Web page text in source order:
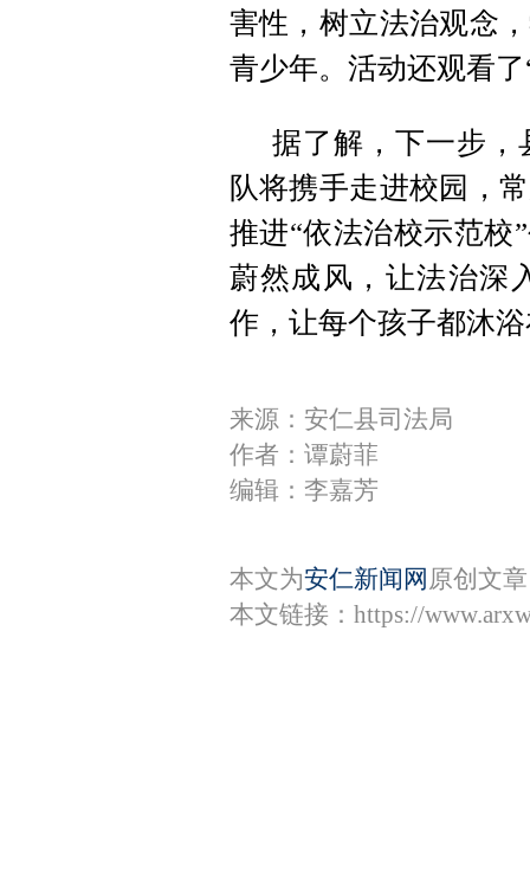
害性，树立法治观念
青少年。活动还观看
据了解，下一步，
队将携手走进校园，
推进“依法治校示范校
蔚然成风，让法治深
作，让每个孩子都沐
来源：安仁县司法局
作者：谭蔚菲
编辑：李嘉芳
本文为安仁新闻网 原创文
本文链接： https://